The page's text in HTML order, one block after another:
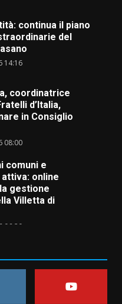
continua il piano
del
14:16
coordinatrice
d’Italia,
in Consiglio
08:00
comuni e
online
gestione
Villetta di
06:20
rapimento”